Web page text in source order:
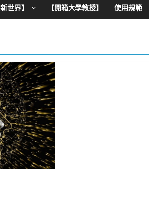
世界】 【開箱大學教授】 使用規範